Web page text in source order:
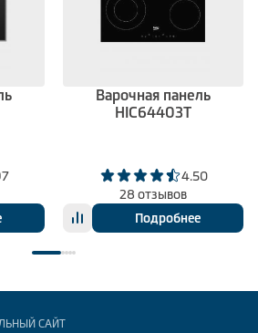
Варочная панель
HIC64403T
4.50
28 отзывов
Подробнее
САЙТ